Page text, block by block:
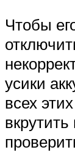
Чтобы
усики
всех